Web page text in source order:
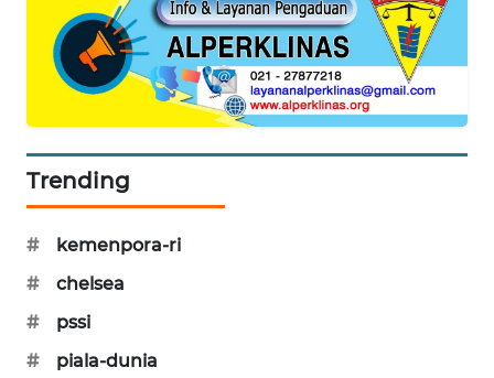
Trending
#
kemenpora-ri
#
chelsea
#
pssi
#
piala-dunia
DESA
WISATA
LAPAK
Wahana
Network
KONSUMEN
LISTRIK
MASYARAKAT
KELISTRIKAN